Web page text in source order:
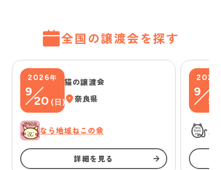
全国の譲渡会を探す
2026年
9
20 ( 日)
猫の譲渡会
奈良県
なら地域ねこの会
詳細を見る
2026
9
5